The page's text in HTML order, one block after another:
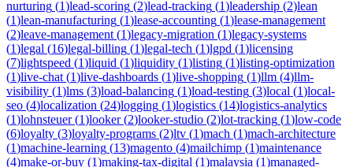
nurturing (1)lead-scoring (2)lead-tracking (1)leadership (2)lean
(1)lean-manufacturing (1)lease-accounting (1)lease-management
(2)leave-management (1)legacy-migration (1)legacy-systems
(1)legal (16)legal-billing (1)legal-tech (1)lgpd (1)licensing
(7)lightspeed (1)liquid (1)liquidity (1)listing (1)listing-optimization
(1)live-chat (1)live-dashboards (1)live-shopping (1)llm (4)llm-
visibility (1)lms (3)load-balancing (1)load-testing (3)local (1)local-
seo (4)localization (24)logging (1)logistics (14)logistics-analytics
(1)lohnsteuer(1)looker(2)looker-studio (2)lot-tracking (1)low-code
(6)loyalty (3)loyalty-programs (2)ltv (1)mach (1)mach-architecture
(1)machine-learning (13)magento (4)mailchimp (1)maintenance
(4)make-or-buy (1)making-tax-digital (1)malaysia (1)managed-